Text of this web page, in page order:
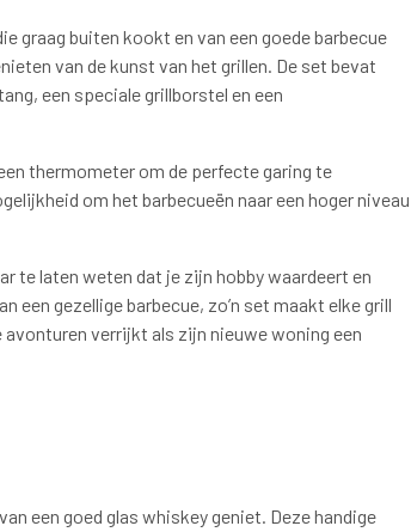
graag buiten kookt en van een goede barbecue
van de kunst van het grillen. De set bevat
een speciale grillborstel en een
thermometer om de perfecte garing te
om het barbecueën naar een hoger niveau
te laten weten dat je zijn hobby waardeert en
een gezellige barbecue, zo’n set maakt elke grill
verrijkt als zijn nieuwe woning een
een goed glas whiskey geniet. Deze handige